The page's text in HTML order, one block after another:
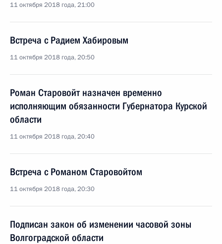
11 октября 2018 года, 21:00
Встреча с Радием Хабировым
11 октября 2018 года, 20:50
Роман Старовойт назначен временно
исполняющим обязанности Губернатора Курской
области
11 октября 2018 года, 20:40
Встреча с Романом Старовойтом
11 октября 2018 года, 20:30
Подписан закон об изменении часовой зоны
Волгоградской области